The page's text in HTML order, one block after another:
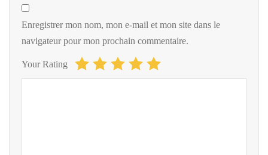
Enregistrer mon nom, mon e-mail et mon site dans le
navigateur pour mon prochain commentaire.
Your Rating